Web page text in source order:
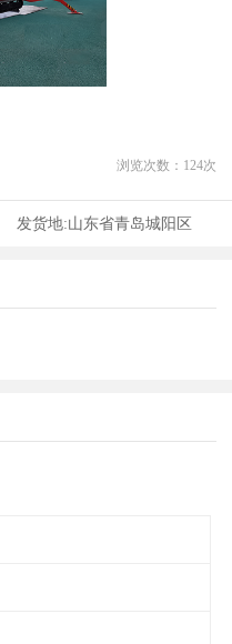
浏览次数： 124次
发货地:山东省青岛城阳区